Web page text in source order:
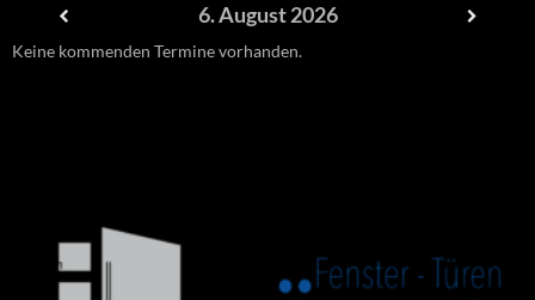
6. August 2026
Keine kommenden Termine vorhanden.